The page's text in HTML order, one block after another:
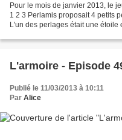
Pour le mois de janvier 2013, le
1 2 3 Perlamis proposait 4 petits
L'un des perlages était une étoile
L'armoire - Episode
Publié le 11/03/2013 à 10:11
Par Alice